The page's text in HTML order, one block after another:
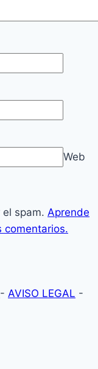
Web
spam. Aprende
comentarios.
- AVISO LEGAL -